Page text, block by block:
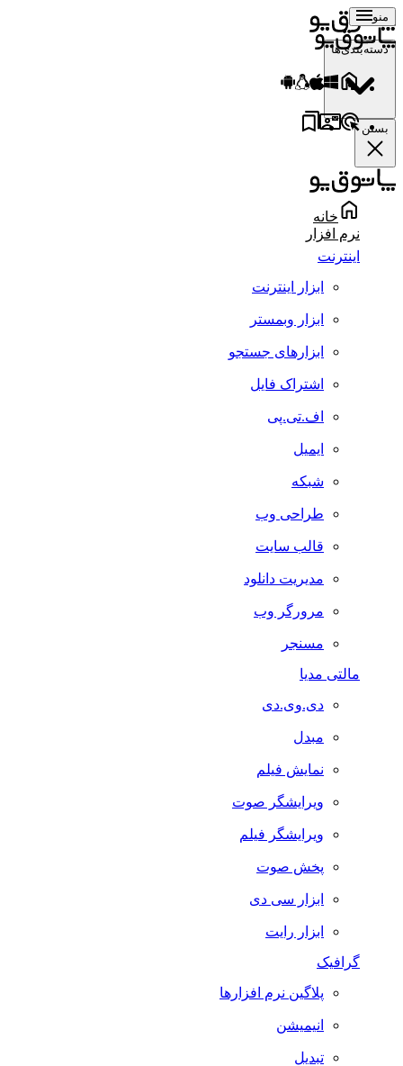
منو
دسته‌بندی‌ها
بستن
خانه
نرم افزار
اینترنت
ابزار اینترنت
ابزار وبمستر
ابزارهای جستجو
اشتراک فایل
اف.تی.پی
ایمیل
شبکه
طراحی وب
قالب سایت
مدیریت دانلود
مرورگر وب
مسنجر
مالتی مدیا
دی.وی.دی
مبدل
نمایش فیلم
ویرایشگر صوت
ویرایشگر فیلم
پخش صوت
ابزار سی دی
ابزار رایت
گرافیک
پلاگین نرم افزارها
انیمیشن
تبدیل